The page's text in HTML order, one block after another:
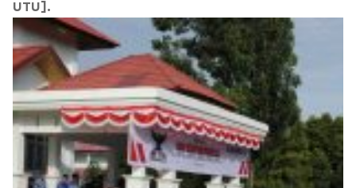
UTU].